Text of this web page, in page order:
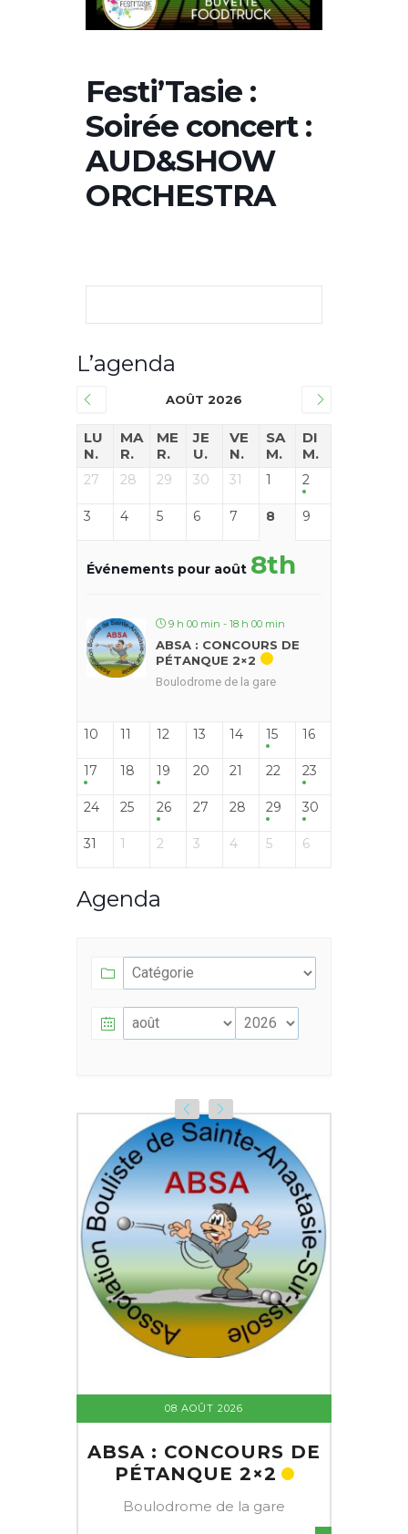
Festi’Tasie :
Soirée concert :
AUD&SHOW
ORCHESTRA
L’agenda
AOÛT 2026
LU
N.
MA
R.
ME
R.
JE
U.
VE
N.
SA
M.
DI
M.
27 28 29 30 31 1 2
3 4 5 6 7 8 9
Événements pour août 8th
9 h 00 min - 18 h 00 min
ABSA : CONCOURS DE
PÉTANQUE 2×2
Boulodrome de la gare
10 11 12 13 14 15 16
17 18 19 20 21 22 23
24 25 26 27 28 29 30
31 1 2 3 4 5 6
Agenda
08 AOÛT 2026
ABSA : CONCOURS DE
PÉTANQUE 2×2
Boulodrome de la gare